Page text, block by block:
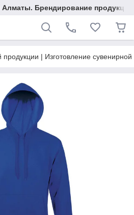
Алматы. Брендирование
продукции | Изготовление